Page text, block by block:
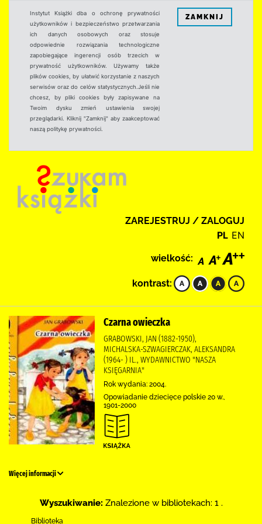
Instytut Książki dba o ochronę prywatności
użytkowników i bezpieczeństwo przetwarzania
ich danych osobowych oraz stosuje
odpowiednie rozwiązania technologiczne
zapobiegające ingerencji osób trzecich w
prywatność użytkowników. Używamy także
plików cookies, by ułatwić korzystanie z naszych
serwisów oraz do celów statystycznych.Jeśli nie
chcesz, by pliki cookies były zapisywane na
Twoim dysku zmień ustawienia swojej
przeglądarki. Kliknij "Zamknij" aby zaakceptować
naszą politykę prywatności.
ZAMKNIJ
ZAREJESTRUJ / ZALOGUJ
PL EN
wielkość:
kontrast:
Czarna owieczka
GRABOWSKI, JAN (1882-1950),
MICHALSKA-SZWAGIERCZAK, ALEKSANDRA
(1964- ) IL., WYDAWNICTWO "NASZA
KSIĘGARNIA"
Rok wydania: 2004.
Opowiadanie dziecięce polskie 20 w.,
1901-2000
Więcej informacji
Wyszukiwanie: Znalezione w bibliotekach: 1 .
Biblioteka